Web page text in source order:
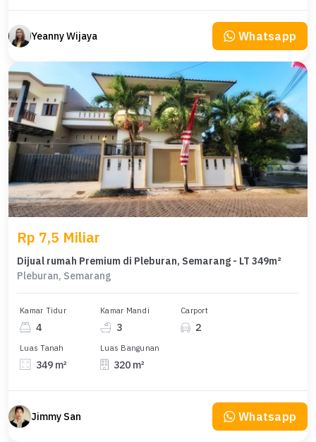
Yeanny Wijaya Whatsapp
Rp 7,5 Miliar
Dijual rumah Premium di Pleburan, Semarang - LT 349m²
Pleburan, Semarang
Kamar Tidur
4
Kamar Mandi
3
Carport
2
Luas Tanah
349 m²
Luas Bangunan
320 m²
Jimmy San Whatsapp